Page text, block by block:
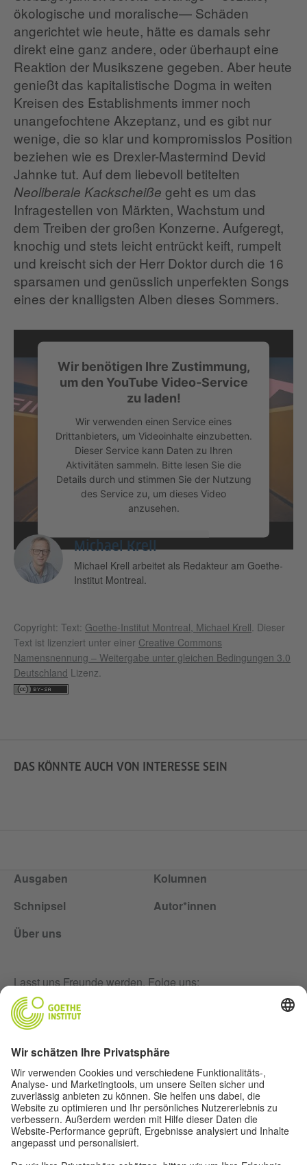
ökologische und moralische— Schäden
angerichtet wie heute, hätte es damals sehr
direkt eine ganz andere, oder überhaupt eine
Reaktion der Musikszene gegeben. Aber heute
genießt das kapitalistische Dogma in weiten
Kreisen des Establishments immer noch
unangefochtene Akzeptanz, und es gibt nur
wenige, die so klar und kompromisslos Position
beziehen wie es Drexler-Mastermind Devid
Jahnke tut. Auf dem liebevoll betitelten
Neoliberale Kackscheiße geht es um das
Infragestellen von Märkten, Wachstum und
dem Treiben der großen Konzerne. Aufgeregt,
knochig und stets leicht entrückt keift, rumpelt
und kreischt sich der Herr Doktor durch die 16
sparsamen und genüsslich unperfekten Songs
eines der knalligsten Alben dieses Sommers.
Wir benötigen Ihre Zustimmung,
um den YouTube Video-Service
zu laden!
Wir verwenden einen Service eines
Drittanbieters, um Videoinhalte einzubetten.
Dieser Service kann Daten zu Ihren
Aktivitäten sammeln. Bitte lesen Sie die
Details durch und stimmen Sie der Nutzung
des Service zu, um dieses Video
anzusehen.
Mehr Informationen
Akzeptieren
Michael Krell
Michael Krell arbeitet als Redakteur am Goethe-
Institut Montreal.
Copyright: Text: Goethe-Institut Montreal, Michael Krell. Dieser
Text ist lizenziert unter einer Creative Commons
Namensnennung – Weitergabe unter gleichen Bedingungen 3.0
Deutschland Lizenz.
DAS KÖNNTE AUCH VON INTERESSE SEIN
Ausgaben
Kolumnen
Schnipsel
Autor*innen
Über uns
Newsletter
Impressum
Privatsphäre-Einstellungen
Datenschutz
Nutzungsbedingungen
Lasst uns Freunde werden. Folge uns: